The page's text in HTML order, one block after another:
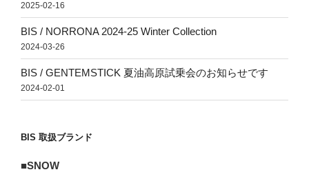
2025-02-16
BIS / NORRONA 2024-25 Winter Collection
2024-03-26
BIS / GENTEMSTICK 夏油高原試乗会のお知らせです
2024-02-01
BIS 取扱ブランド
■SNOW